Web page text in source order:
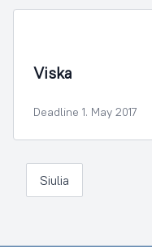
Viska
Deadline 1. May 2017
Siulia